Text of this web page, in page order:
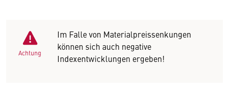
Achtung
Im Falle von Materialpreissenkungen
können sich auch negative
Indexentwicklungen ergeben!